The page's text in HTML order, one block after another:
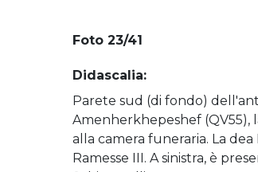
Foto 23/41
Didascalia:
Parete sud (di fondo)
Amenherkhepeshef (QV55),
alla camera funeraria. La
Ramesse III. A sinistra, è